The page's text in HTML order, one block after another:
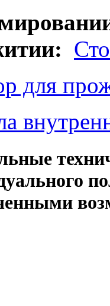
для